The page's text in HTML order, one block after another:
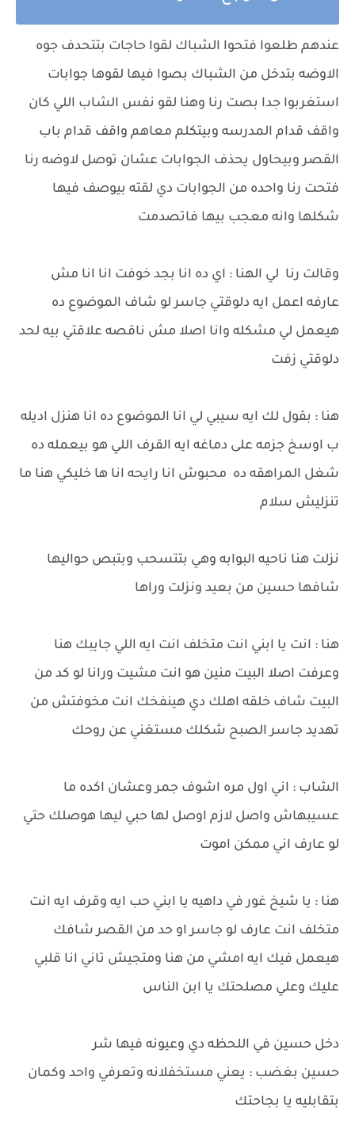
عندهم طلعوا فتحوا الشباك لقوا حاجات بتتحدف جوه
الاوضه بتدخل من الشباك بصوا فيها لقوها جوابات
استغربوا جدا بصت رنا وهنا لقو نفس الشاب اللي كان
واقف قدام المدرسه وبيتكلم معاهم واقف قدام باب
القصر وبيحاول يحذف الجوابات عشان توصل لاوضه رنا
فتحت رنا واحده من الجوابات دي لقته بيوصف فيها
شكلها وانه معجب بيها فاتصدمت
وقالت رنا لي الهنا : اي ده انا بجد خوفت انا انا مش
عارفه اعمل ايه دلوقتي جاسر لو شاف الموضوع ده
هيعمل لي مشكله وانا اصلا مش ناقصه علاقتي بيه لحد
دلوقتي زفت
هنا : بقول لك ايه سيبي لي انا الموضوع ده انا هنزل اديله
ب اوسخ جزمه على دماغه ايه القرف اللي هو بيعمله ده
شغل المراهقه ده محبوش انا رايحه انا ها خليكي هنا ما
تنزليش سلام
نزلت هنا ناحيه البوابه وهي بتتسحب وبتبص حواليها
شافها حسين من بعيد ونزلت وراها
هنا : انت يا ابني انت متخلف انت ايه اللي جايبك هنا
وعرفت اصلا البيت منين هو انت مشيت ورانا لو كد من
البيت شاف خلقه اهلك دي هينفخك انت مخوفتش من
تهديد جاسر الصبح شكلك مستغني عن روحك
الشاب : اني اول مره اشوف جمر وعشان اكده ما
عسيبهاش واصل لازم اوصل لها حبي ليها هوصلك حتي
لو عارف اني ممكن اموت
هنا : يا شيخ غور في داهيه يا ابني حب ايه وقرف ايه انت
متخلف انت عارف لو جاسر او حد من القصر شافك
هيعمل فيك ايه امشي من هنا ومتجيش تاني انا قلبي
عليك وعلي مصلحتك يا ابن الناس
دخل حسين في اللحظه دي وعيونه فيها شر
حسين بغضب : يعني مستخفلانه وتعرفي واحد وكمان
بتقابليه يا بجاحتك